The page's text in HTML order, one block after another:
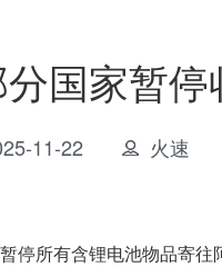
国家暂
11-22 火速
所有含锂电池物品寄